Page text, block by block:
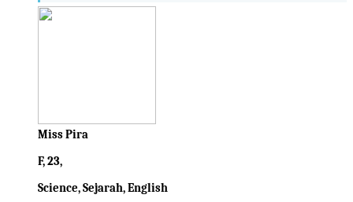
Miss Pira
F, 23,
Science, Sejarah, English